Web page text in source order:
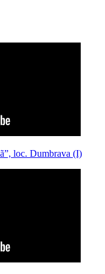
loc. Dumbrava (I)